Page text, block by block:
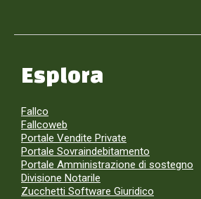
Esplora
Fallco
Fallcoweb
Portale Vendite Private
Portale Sovraindebitamento
Portale Amministrazione di sostegno
Divisione Notarile
Zucchetti Software Giuridico